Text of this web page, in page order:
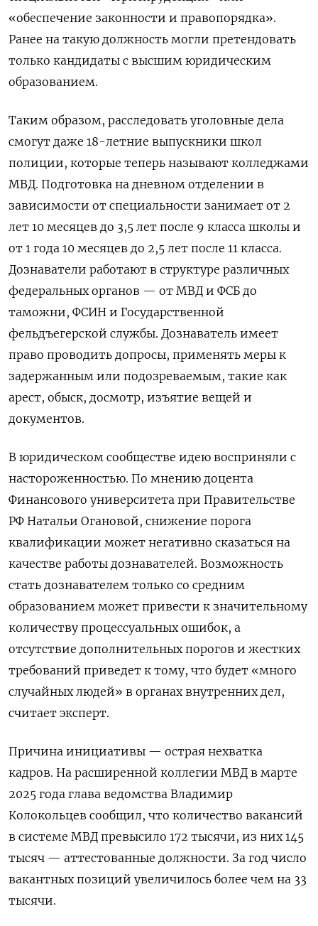
«обеспечение законности и правопорядка».
Ранее на такую должность могли претендовать
только кандидаты с высшим юридическим
образованием.
Таким образом, расследовать уголовные дела
смогут даже 18-летние выпускники школ
полиции, которые теперь называют колледжами
МВД. Подготовка на дневном отделении в
зависимости от специальности занимает от 2
лет 10 месяцев до 3,5 лет после 9 класса школы и
от 1 года 10 месяцев до 2,5 лет после 11 класса.
Дознаватели работают в структуре различных
федеральных органов — от МВД и ФСБ до
таможни, ФСИН и Государственной
фельдъегерской службы. Дознаватель имеет
право проводить допросы, применять меры к
задержанным или подозреваемым, такие как
арест, обыск, досмотр, изъятие вещей и
документов.
В юридическом сообществе идею восприняли с
настороженностью. По мнению доцента
Финансового университета при Правительстве
РФ Натальи Огановой, снижение порога
квалификации может негативно сказаться на
качестве работы дознавателей. Возможность
стать дознавателем только со средним
образованием может привести к значительному
количеству процессуальных ошибок, а
отсутствие дополнительных порогов и жестких
требований приведет к тому, что будет «много
случайных людей» в органах внутренних дел,
считает эксперт.
Причина инициативы — острая нехватка
кадров. На расширенной коллегии МВД в марте
2025 года глава ведомства Владимир
Колокольцев сообщил, что количество вакансий
в системе МВД превысило 172 тысячи, из них 145
тысяч — аттестованные должности. За год число
вакантных позиций увеличилось более чем на 33
тысячи.